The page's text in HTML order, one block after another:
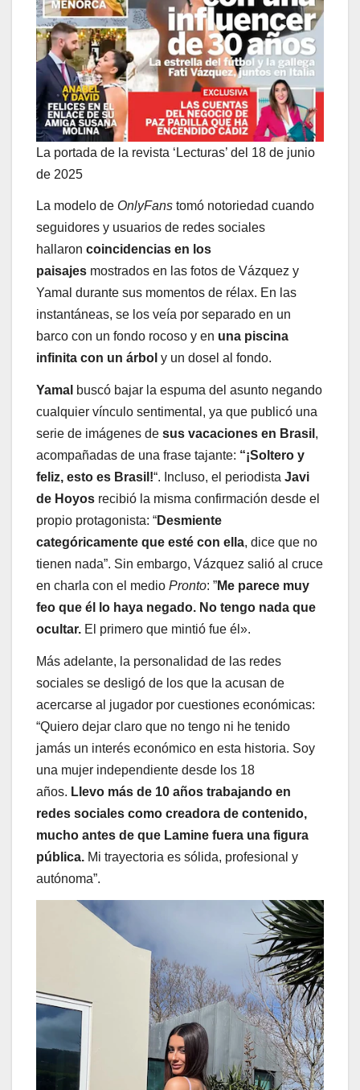
La portada de la revista ‘Lecturas’ del 18 de junio
de 2025
La modelo de OnlyFans tomó notoriedad cuando
seguidores y usuarios de redes sociales
hallaron coincidencias en los
paisajes mostrados en las fotos de Vázquez y
Yamal durante sus momentos de rélax. En las
instantáneas, se los veía por separado en un
barco con un fondo rocoso y en una piscina
infinita con un árbol y un dosel al fondo.
Yamal buscó bajar la espuma del asunto negando
cualquier vínculo sentimental, ya que publicó una
serie de imágenes de sus vacaciones en Brasil ,
acompañadas de una frase tajante: “¡Soltero y
feliz, esto es Brasil!“. Incluso, el periodista Javi
de Hoyos recibió la misma confirmación desde el
propio protagonista: “Desmiente
categóricamente que esté con ella, dice que no
tienen nada”. Sin embargo, Vázquez salió al cruce
en charla con el medio Pronto: ”Me parece muy
feo que él lo haya negado. No tengo nada que
ocultar. El primero que mintió fue él».
Más adelante, la personalidad de las redes
sociales se desligó de los que la acusan de
acercarse al jugador por cuestiones económicas:
“Quiero dejar claro que no tengo ni he tenido
jamás un interés económico en esta historia. Soy
una mujer independiente desde los 18
años. Llevo más de 10 años trabajando en
redes sociales como creadora de contenido,
mucho antes de que Lamine fuera una figura
pública. Mi trayectoria es sólida, profesional y
autónoma”.